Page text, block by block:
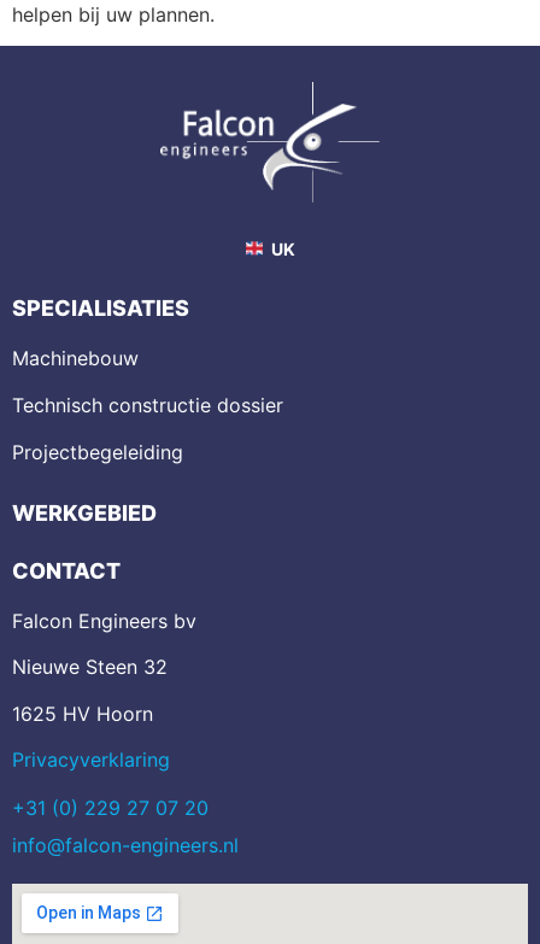
helpen bij uw plannen.
UK
SPECIALISATIES
Machinebouw
Technisch constructie dossier
Projectbegeleiding
WERKGEBIED
CONTACT
Falcon Engineers bv
Nieuwe Steen 32
1625 HV Hoorn
Privacyverklaring
+31 (0) 229 27 07 20
info@falcon-engineers.nl